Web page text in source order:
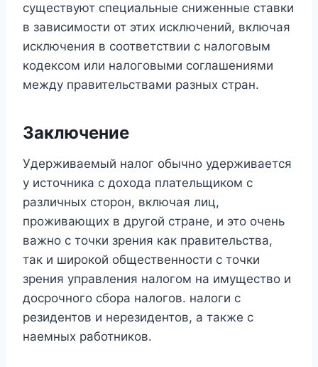
существуют специальные сниженные ставки
в зависимости от этих исключений, включая
исключения в соответствии с налоговым
кодексом или налоговыми соглашениями
между правительствами разных стран.
Заключение
Удерживаемый налог обычно удерживается
у источника с дохода плательщиком с
различных сторон, включая лиц,
проживающих в другой стране, и это очень
важно с точки зрения как правительства,
так и широкой общественности с точки
зрения управления налогом на имущество и
досрочного сбора налогов. налоги с
резидентов и нерезидентов, а также с
наемных работников.